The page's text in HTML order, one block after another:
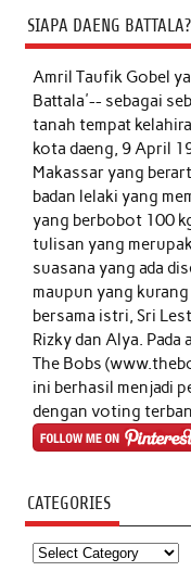
SIAPA DAENG BATTALA?
Amril Taufik Gobel
Battala'-- sebagai
tanah tempat
kota daeng, 9 April
Makassar yang
badan lelaki yang
yang berbobot 100
tulisan yang
suasana yang ada
maupun yang
bersama istri, Sri
Rizky dan Alya.
The Bobs
ini berhasil menjadi
dengan voting
CATEGORIES
Categories